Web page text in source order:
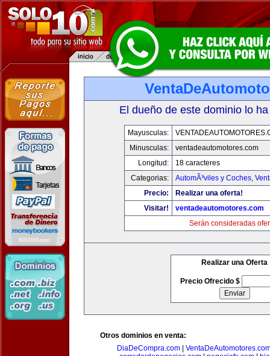
El dueño de este dominio lo
Mayusculas:
Minusculas:
ventadeautomotores.com
Longitud:
18 caracteres
Categorias:
AutomÃ³viles y Coches,
Precio:
Realizar una oferta!
Visitar!
ventadeautomotores.com
Serán consideradas
Realizar una Oferta
Precio Ofrecido $
Otros dominios en venta:
DiaDeCompra.com|